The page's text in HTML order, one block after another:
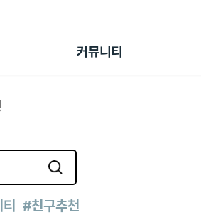
커뮤니티
랭킹
#친구추천